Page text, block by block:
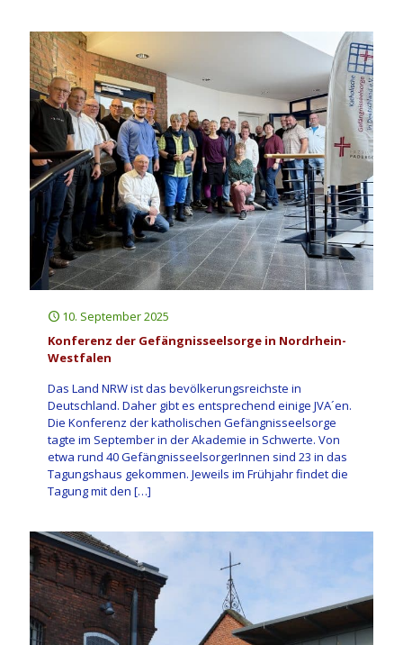
10. September 2025
Konferenz der Gefängnisseelsorge in Nordrhein-
Westfalen
Das Land NRW ist das bevölkerungsreichste in
Deutschland. Daher gibt es entsprechend einige JVA´en.
Die Konferenz der katholischen Gefängnisseelsorge
tagte im September in der Akademie in Schwerte. Von
etwa rund 40 GefängnisseelsorgerInnen sind 23 in das
Tagungshaus gekommen. Jeweils im Frühjahr findet die
Tagung mit den […]